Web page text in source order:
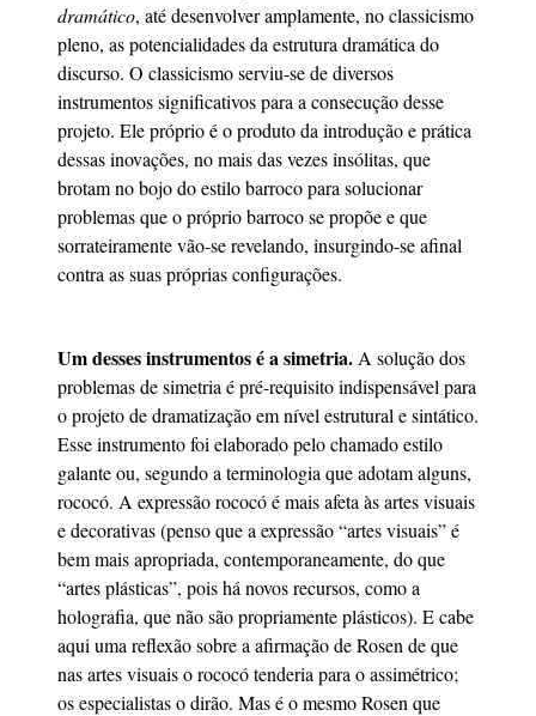
dramático, até desenvolver amplamente, no classicismo
pleno, as potencialidades da estrutura dramática do
discurso. O classicismo serviu-se de diversos
instrumentos significativos para a consecução desse
projeto. Ele próprio é o produto da introdução e prática
dessas inovações, no mais das vezes insólitas, que
brotam no bojo do estilo barroco para solucionar
problemas que o próprio barroco se propõe e que
sorrateiramente vão-se revelando, insurgindo-se afinal
contra as suas próprias configurações.
Um desses instrumentos é a simetria. A solução dos
problemas de simetria é pré-requisito indispensável para
o projeto de dramatização em nível estrutural e sintático.
Esse instrumento foi elaborado pelo chamado estilo
galante ou, segundo a terminologia que adotam alguns,
rococó. A expressão rococó é mais afeta às artes visuais
e decorativas (penso que a expressão “artes visuais” é
bem mais apropriada, contemporaneamente, do que
“artes plásticas”, pois há novos recursos, como a
holografia, que não são propriamente plásticos). E cabe
aqui uma reflexão sobre a afirmação de Rosen de que
nas artes visuais o rococó tenderia para o assimétrico;
os especialistas o dirão. Mas é o mesmo Rosen que